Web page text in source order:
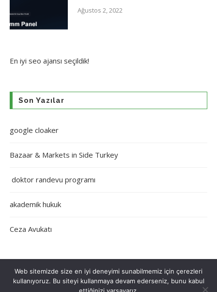
Ağustos 2, 2022
En iyi seo ajansı seçildik!
Son Yazılar
google cloaker
Bazaar & Markets in Side Turkey
doktor randevu programı
akademik hukuk
Ceza Avukatı
Gizlilik Politikası Hakkımızda
Web sitemizde size en iyi deneyimi sunabilmemiz için çerezleri
kullanıyoruz. Bu siteyi kullanmaya devam ederseniz, bunu kabul